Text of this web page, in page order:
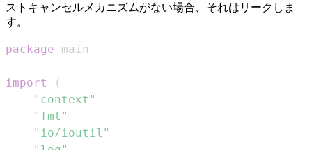
ストキャンセルメカニズムがない場合、それはリークしま
す。
package
import
(
"context"
"fmt"
"io/ioutil"